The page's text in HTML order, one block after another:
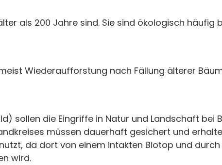
als 200 Jahre sind. Sie sind ökologisch häufig
Wiederaufforstung nach Fällung älterer
sollen die Eingriffe in Natur und Landschaft bei
müssen dauerhaft gesichert und
da dort von einem intakten Biotop und
wird.